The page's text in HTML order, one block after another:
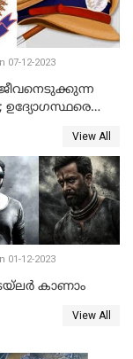
07-12-2023
ഉദ്യോഗസ്ഥരെ
ഡിജിപിView All
01-12-2023
കാണാം
View All